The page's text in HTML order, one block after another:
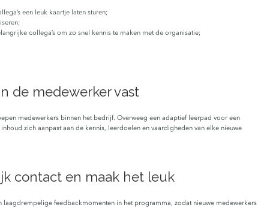
een leuk kaartje laten sturen;
collega’s om zo snel kennis te maken met de organisatie;
de medewerker vast
medewerkers binnen het bedrijf. Overweeg een adaptief leerpad voor een
zich aanpast aan de kennis, leerdoelen en vaardigheden van elke nieuwe
contact en maak het leuk
laagdrempelige feedbackmomenten in het programma, zodat nieuwe medewerkers